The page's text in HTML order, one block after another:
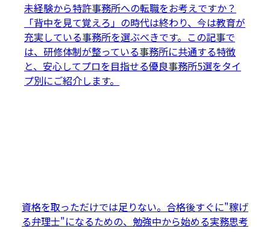
未経験から特許事務所への転職をお考えですか？
「背中を見て覚えろ」の時代は終わり、今は教育が
充実している事務所を選ぶべきです。この記事で
は、研修体制が整っている事務所に共通する特徴
と、安心してプロを目指せる優良事務所5選をタイ
プ別にご紹介します。
資格を取っただけでは足りない。合格後すぐに"稼げ
る弁理士"になるための、勉強中から始める実務思考